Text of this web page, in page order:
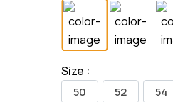
Size :
50 52 54